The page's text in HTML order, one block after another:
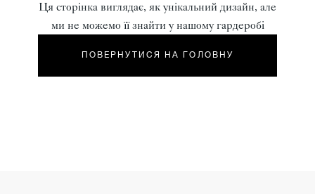
Ця сторінка виглядає, як унікальний дизайн, але
ми не можемо її знайти у нашому гардеробі
ПОВЕРНУТИСЯ НА ГОЛОВНУ